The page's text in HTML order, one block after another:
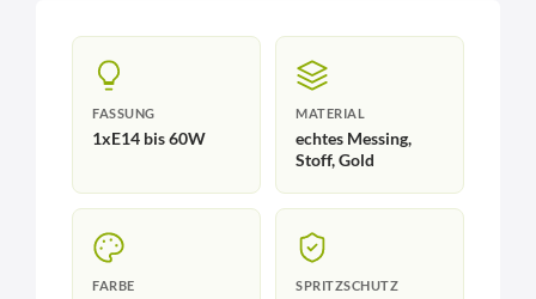
FASSUNG
1xE14 bis 60W
MATERIAL
echtes Messing,
Stoff, Gold
FARBE SPRITZSCHUTZ